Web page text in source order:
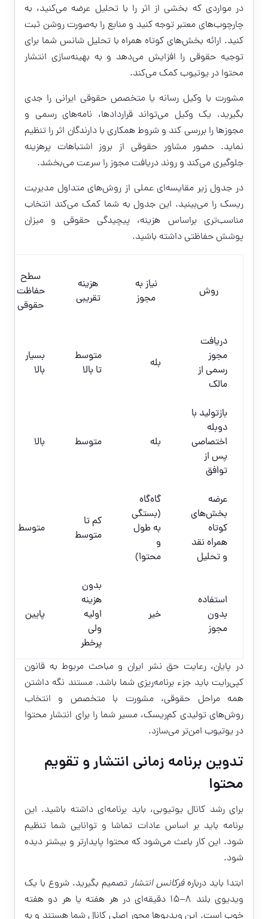
در مواردی که بخشی از اثر را با تحلیل عرضه می‌کنید، به
چارچوب‌های معتبر توجه کنید و منابع را به‌صورت روشن ثبت
کنید. ارائه بخش‌های کوتاه همراه با تحلیل شانس شما برای
توجیه حقوقی را افزایش می‌دهد و به بهینه‌سازی انتشار
محتوا در یوتیوب کمک می‌کند.
مشورت با وکیل رسانه یا متخصص حقوقی ایرانی را جدی
بگیرید. یک وکیل می‌تواند قراردادها، نامه‌های رسمی و
مجوزها را بررسی کند و شروط همکاری با دارندگان اثر را تنظیم
نماید. حضور مشاور حقوقی از بروز اشتباهات پرهزینه
جلوگیری می‌کند و روند دریافت مجوز را سرعت می‌بخشد.
در جدول زیر مقایسه‌ای عملی از روش‌های متداول مدیریت
ریسک را می‌بینید. این جدول به شما کمک می‌کند انتخاب
مناسب‌تری براساس هزینه، پیچیدگی حقوقی و میزان
پوشش حفاظتی داشته باشید.
روش
نیاز به
مجوز
هزینه
تقریبی
سطح
حفاظت
حقوقی
دریافت
مجوز
رسمی از
مالک
بله
متوسط
تا بالا
بسیار
بالا
بازتولید با
دوبله
اختصاصی
پس از
توافق
بله متوسط بالا
عرضه
بخش‌های
کوتاه
همراه نقد
و تحلیل
گاه‌گاه
(بستگی
به طول
و
محتوا)
کم تا
متوسط
متوسط
استفاده
بدون
مجوز
خیر
بدون
هزینه
اولیه
ولی
پرخطر
پایین
در پایان، رعایت حق نشر ایران و مباحث مربوط به قانون
کپی‌رایت باید جزء برنامه‌ریزی شما باشد. مستند نگه داشتن
همه مراحل حقوقی، مشورت با متخصص و انتخاب
روش‌های تولیدی کم‌ریسک، مسیر شما را برای انتشار محتوا
در یوتیوب امن‌تر می‌سازد.
تدوین برنامه زمانی انتشار و تقویم
محتوا
برای رشد کانال یوتیوبی، باید برنامه‌ای داشته باشید. این
برنامه باید بر اساس عادات تماشا و توانایی شما تنظیم
شود. این کار باعث می‌شود که محتوا پایدارتر و بیشتر دیده
شود.
ابتدا باید دربارهفرکانس انتشارتصمیم بگیرید. شروع با یک
ویدیوی بلند ۸–۱۵ دقیقه‌ای در هر هفته یا هر دو هفته